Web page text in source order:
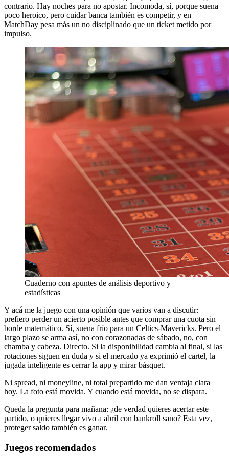
contrario. Hay noches para no apostar. Incomoda, sí, porque suena
poco heroico, pero cuidar banca también es competir, y en
MatchDay pesa más un no disciplinado que un ticket metido por
impulso.
Cuaderno con apuntes de análisis deportivo y
estadísticas
Y acá me la juego con una opinión que varios van a discutir:
prefiero perder un acierto posible antes que comprar una cuota sin
borde matemático. Sí, suena frío para un Celtics-Mavericks. Pero el
largo plazo se arma así, no con corazonadas de sábado, no, con
chamba y cabeza. Directo. Si la disponibilidad cambia al final, si las
rotaciones siguen en duda y si el mercado ya exprimió el cartel, la
jugada inteligente es cerrar la app y mirar básquet.
Ni spread, ni moneyline, ni total prepartido me dan ventaja clara
hoy. La foto está movida. Y cuando está movida, no se dispara.
Queda la pregunta para mañana: ¿de verdad quieres acertar este
partido, o quieres llegar vivo a abril con bankroll sano? Esta vez,
proteger saldo también es ganar.
Juegos recomendados